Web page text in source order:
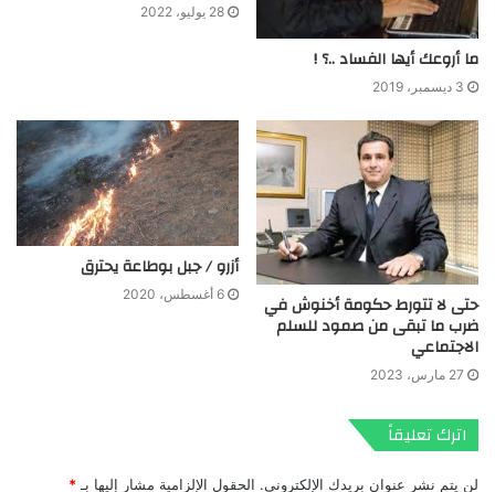
ما أروعك أيها الفساد ..؟ !
3 ديسمبر، 2019
28 يوليو، 2022
حتى لا تتورط حكومة أخنوش في
ضرب ما تبقى من صمود للسلم
الاجتماعي
27 مارس، 2023
أزرو / جبل بوطاعة يحترق
6 أغسطس، 2020
اترك تعليقاً
لن يتم نشر عنوان بريدك الإلكتروني. الحقول الإلزامية مشار إليها بـ *